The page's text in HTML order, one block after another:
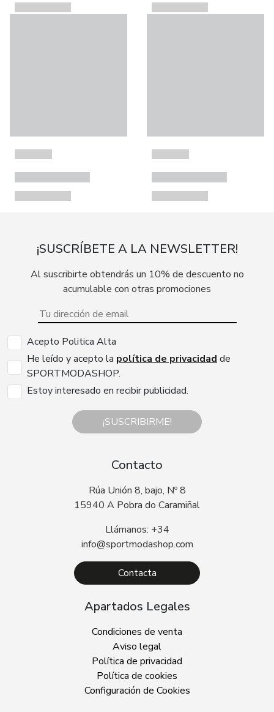
¡SUSCRÍBETE A LA NEWSLETTER!
Al suscribirte obtendrás un 10% de descuento no
acumulable con otras promociones
Acepto Politica Alta
He leído y acepto la política de privacidad de
SPORTMODASHOP.
Estoy interesado en recibir publicidad.
¡SUSCRIBIRME!
Contacto
Rúa Unión 8, bajo, Nº 8
15940 A Pobra do Caramiñal
Llámanos: +34
info@sportmodashop.com
Contacta
Apartados Legales
Condiciones de venta
Aviso legal
Política de privacidad
Política de cookies
Configuración de Cookies